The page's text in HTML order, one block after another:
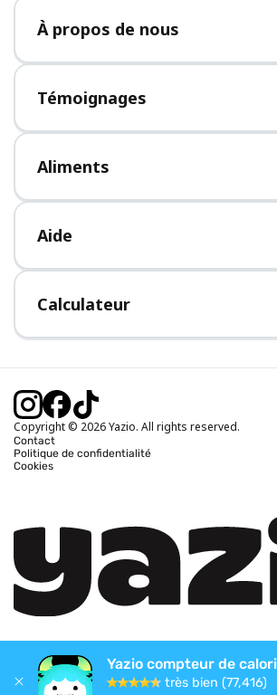
À propos de nous
À propos de nous
Postes
Presse
Témoignages
Tous les témoignages
Aliments
Tous les aliments
Aide
Centre d'aide
Calculateur
Calcul IMC
Calcul poids idéal
Calcul calories brûlées
Copyright © 2026 Yazio. All rights reserved.
Contact
Politique de confidentialité
Cookies
Yazio compteur de
très bien (77,416)